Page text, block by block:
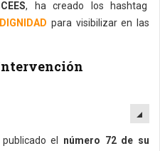
, ha creado los hashtag
para visibilizar en las
el número 72 de su